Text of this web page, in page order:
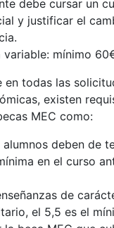
debe cursar un
y justificar el
variable: mínimo
en todas las
existen
MEC como:
alumnos deben de
en el curso
de
el 5,5 es el